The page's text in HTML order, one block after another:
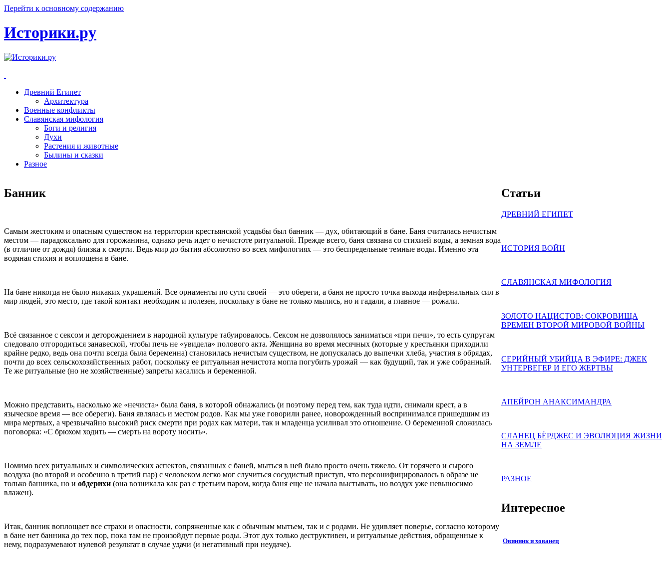
Перейти к основному содержанию
Историки.ру
Древний Египет
Архитектура
Военные конфликты
Славянская мифология
Боги и религия
Духи
Растения и животные
Былины и сказки
Разное
Банник
Самым жестоким и опасным существом на территории крестьянской усадьбы был банник — дух, обитающий в бане. Баня считалась нечистым
местом — парадоксально для горожанина, однако речь идет о нечистоте ритуальной. Прежде всего, баня связана со стихией воды, а земная вода
(в отличие от дождя) близка к смерти. Ведь мир до бытия абсолютно во всех мифологиях — это беспредельные темные воды. Именно эта
водяная стихия и воплощена в бане.
На бане никогда не было никаких украшений. Все орнаменты по сути своей — это обереги, а баня не просто точка выхода инфернальных сил в
мир людей, это место, где такой контакт необходим и полезен, поскольку в бане не только мылись, но и гадали, а главное — рожали.
Всё связанное с сексом и деторождением в народной культуре табуировалось. Сексом не дозволялось заниматься «при печи», то есть супругам
следовало отгородиться занавеской, чтобы печь не «увидела» полового акта. Женщина во время месячных (которые у крестьянки приходили
крайне редко, ведь она почти всегда была беременна) становилась нечистым существом, не допускалась до выпечки хлеба, участия в обрядах,
почти до всех сельскохозяйственных работ, поскольку ее ритуальная нечистота могла погубить урожай — как будущий, так и уже собранный.
Те же ритуальные (но не хозяйственные) запреты касались и беременной.
Можно представить, насколько же «нечиста» была баня, в которой обнажались (и поэтому перед тем, как туда идти, снимали крест, а в
языческое время — все обереги). Баня являлась и местом родов. Как мы уже говорили ранее, новорожденный воспринимался пришедшим из
мира мертвых, а чрезвычайно высокий риск смерти при родах как матери, так и младенца усиливал это отношение. О беременной сложилась
поговорка: «С брюхом ходить — смерть на вороту носить».
Помимо всех ритуальных и символических аспектов, связанных с баней, мыться в ней было просто очень тяжело. От горячего и сырого
воздуха (во второй и особенно в третий пар) с человеком легко мог случиться сосудистый приступ, что персонифицировалось в образе не
только банника, но и обдерихи (она возникала как раз с третьим паром, когда баня еще не начала выстывать, но воздух уже невыносимо
влажен).
Итак, банник воплощает все страхи и опасности, сопряженные как с обычным мытьем, так и с родами. Не удивляет поверье, согласно которому
в бане нет банника до тех пор, пока там не произойдут первые роды. Этот дух только деструктивен, и ритуальные действия, обращенные к
нему, подразумевают нулевой результат в случае удачи (и негативный при неудаче).
Статьи
ДРЕВНИЙ ЕГИПЕТ
ИСТОРИЯ ВОЙН
СЛАВЯНСКАЯ МИФОЛОГИЯ
ЗОЛОТО НАЦИСТОВ: СОКРОВИЩА
ВРЕМЕН ВТОРОЙ МИРОВОЙ ВОЙНЫ
СЕРИЙНЫЙ УБИЙЦА В ЭФИРЕ: ДЖЕК
УНТЕРВЕГЕР И ЕГО ЖЕРТВЫ
АПЕЙРОН АНАКСИМАНДРА
СЛАНЕЦ БЁРДЖЕС И ЭВОЛЮЦИЯ ЖИЗНИ
НА ЗЕМЛЕ
РАЗНОЕ
Интересное
Овинник и хованец